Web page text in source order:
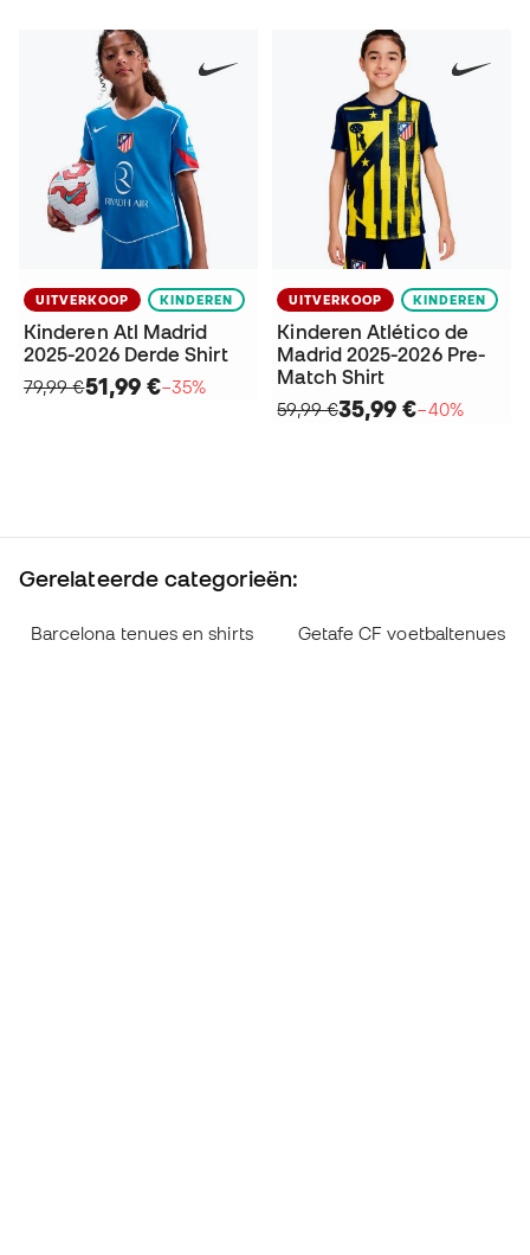
UITVERKOOP KINDEREN
Kinderen Atl Madrid
2025-2026 Derde Shirt
79,99 €51,99 €−35%
UITVERKOOP KINDEREN
Kinderen Atlético de
Madrid 2025-2026 Pre-
Match Shirt
59,99 €35,99 €−40%
Gerelateerde categorieën:
Barcelona tenues en shirts Getafe CF voetbaltenues